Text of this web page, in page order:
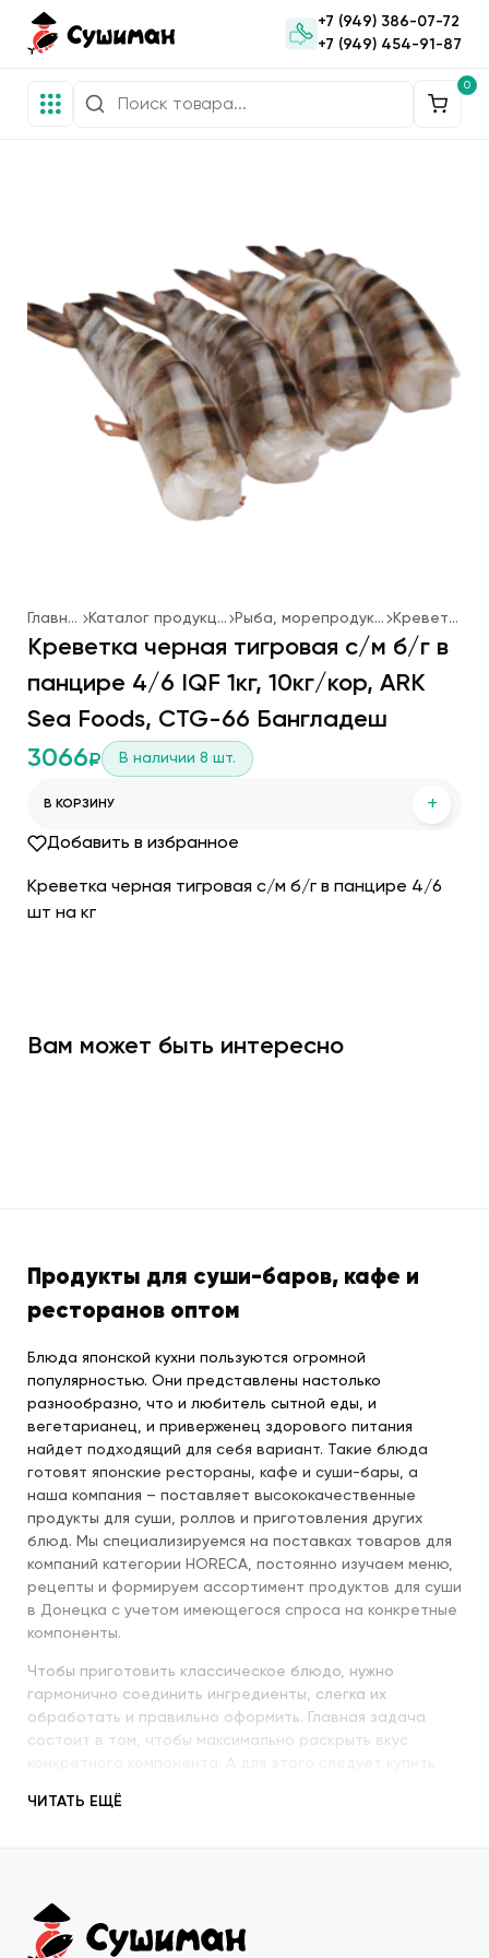
+7 (949) 386-07-72
+7 (949) 454-91-87
0
Главная Каталог продукции Рыба, морепродукты Креветки
Креветка черная тигровая с/м б/г в
панцире 4/6 IQF 1кг, 10кг/кор, ARK
Sea Foods, CTG-66 Бангладеш
3066₽ В наличии 8 шт.
В КОРЗИНУ +
Добавить в избранное
Креветка черная тигровая с/м б/г в панцире 4/6
шт на кг
Вам может быть интересно
Продукты для суши-баров, кафе и
ресторанов оптом
Блюда японской кухни пользуются огромной
популярностью. Они представлены настолько
разнообразно, что и любитель сытной еды, и
вегетарианец, и приверженец здорового питания
найдет подходящий для себя вариант. Такие блюда
готовят японские рестораны, кафе и суши-бары, а
наша компания – поставляет высококачественные
продукты для суши, роллов и приготовления других
блюд. Мы специализируемся на поставках товаров для
компаний категории HORECA, постоянно изучаем меню,
рецепты и формируем ассортимент продуктов для суши
в Донецка с учетом имеющегося спроса на конкретные
компоненты.
Чтобы приготовить классическое блюдо, нужно
гармонично соединить ингредиенты, слегка их
обработать и правильно оформить. Главная задача
состоит в том, чтобы максимально раскрыть вкус
их со знанием всех секретов.
происхождение и свежесть каждого продукта, условия
транспортировки и хранения, дальнейшего
ЧИТАТЬ ЕЩЁ